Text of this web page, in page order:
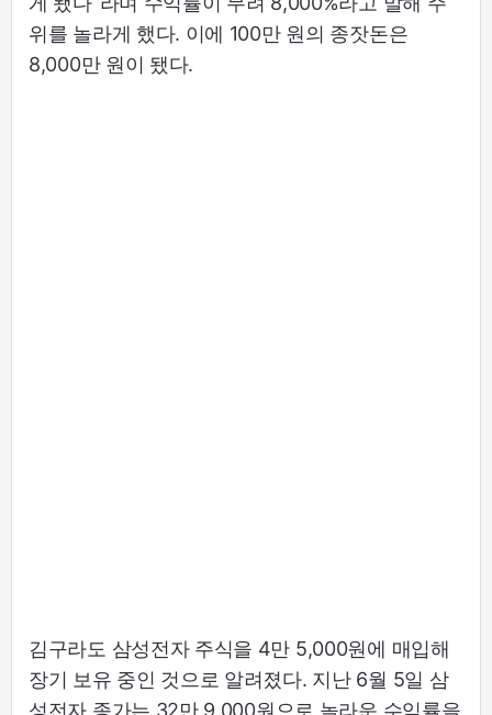
위를 놀라게 했다. 이에 100만 원의 종잣돈은
8,000만 원이 됐다.
김구라도 삼성전자 주식을 4만 5,000원에 매입해
장기 보유 중인 것으로 알려졌다. 지난 6월 5일 삼
성전자 종가는 32만 9,000원으로 놀라운 수익률을